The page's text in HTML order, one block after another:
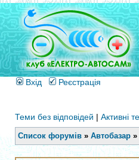
Вхід Реєстрація
Теми без відповідей | Активні
Список форумів » Автобазар »